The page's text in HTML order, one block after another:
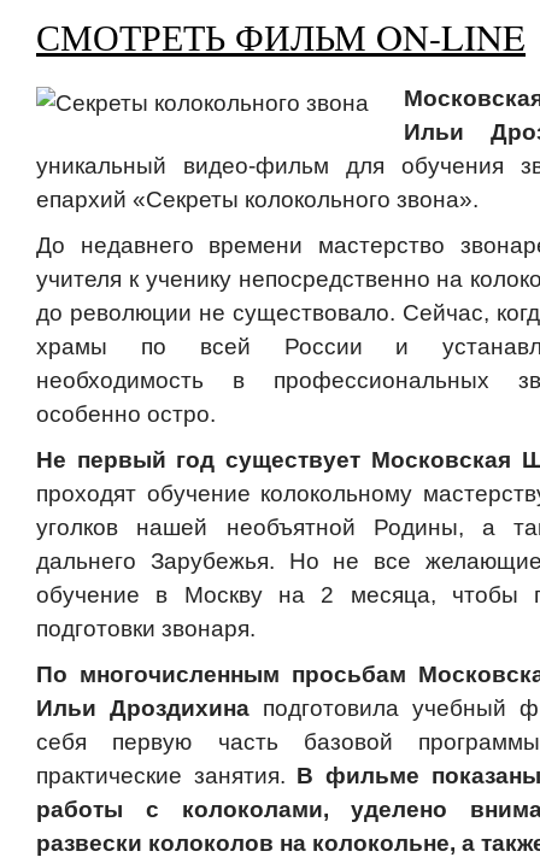
СМОТРЕТЬ ФИЛЬМ ON-LINE
Ильи
уникальный видео-фильм для обучения
епархий «Секреты колокольного звона».
До недавнего времени мастерство
учителя к ученику непосредственно на
до революции не существовало. Сейчас,
храмы по всей России и
необходимость в профессиональных
особенно остро.
Не первый год существует Московская
проходят обучение колокольному
уголков нашей необъятной Родины, а
дальнего Зарубежья. Но не все
обучение в Москву на 2 месяца, чтобы
подготовки звонаря.
По многочисленным просьбам
Ильи Дроздихина подготовила учебный
себя первую часть базовой
практические занятия. В фильме
работы с колоколами, уделено
развески колоколов на колокольне, а